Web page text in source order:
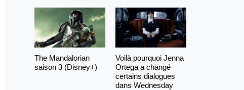
The Mandalorian
saison 3 (Disney+)
Voilà pourquoi Jenna
Ortega a changé
certains dialogues
dans Wednesday